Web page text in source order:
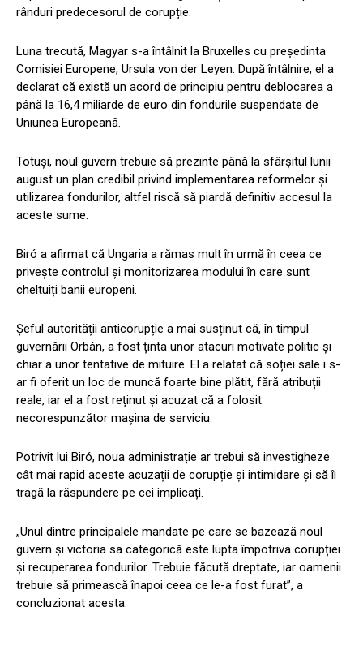
rânduri predecesorul de corupție.
Luna trecută, Magyar s-a întâlnit la Bruxelles cu președinta
Comisiei Europene, Ursula von der Leyen. După întâlnire, el a
declarat că există un acord de principiu pentru deblocarea a
până la 16,4 miliarde de euro din fondurile suspendate de
Uniunea Europeană.
Totuși, noul guvern trebuie să prezinte până la sfârșitul lunii
august un plan credibil privind implementarea reformelor și
utilizarea fondurilor, altfel riscă să piardă definitiv accesul la
aceste sume.
Biró a afirmat că Ungaria a rămas mult în urmă în ceea ce
privește controlul și monitorizarea modului în care sunt
cheltuiți banii europeni.
Șeful autorității anticorupție a mai susținut că, în timpul
guvernării Orbán, a fost ținta unor atacuri motivate politic și
chiar a unor tentative de mituire. El a relatat că soției sale i s-
ar fi oferit un loc de muncă foarte bine plătit, fără atribuții
reale, iar el a fost reținut și acuzat că a folosit
necorespunzător mașina de serviciu.
Potrivit lui Biró, noua administrație ar trebui să investigheze
cât mai rapid aceste acuzații de corupție și intimidare și să îi
tragă la răspundere pe cei implicați.
„Unul dintre principalele mandate pe care se bazează noul
guvern și victoria sa categorică este lupta împotriva corupției
și recuperarea fondurilor. Trebuie făcută dreptate, iar oamenii
trebuie să primească înapoi ceea ce le-a fost furat”, a
concluzionat acesta.